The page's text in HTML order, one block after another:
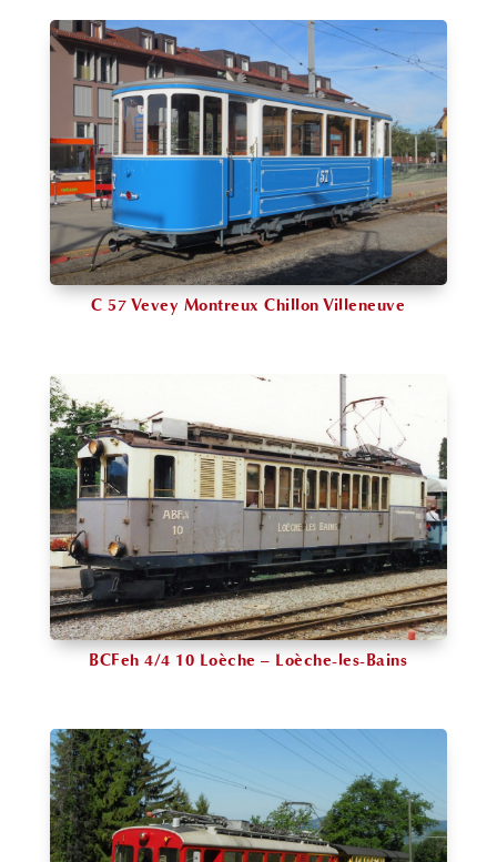
C 57 Vevey Montreux Chillon Villeneuve
BCFeh 4/4 10 Loèche – Loèche-les-Bains